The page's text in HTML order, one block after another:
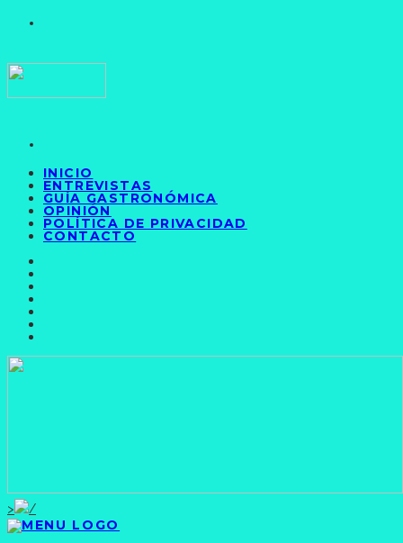
INICIO
ENTREVISTAS
GUÍA GASTRONÓMICA
OPINIÓN
POLÍTICA DE PRIVACIDAD
CONTACTO
>